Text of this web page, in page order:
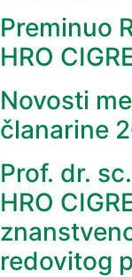
Preminuo
HRO
Novosti
članarine
Prof. dr.
HRO
redovitog